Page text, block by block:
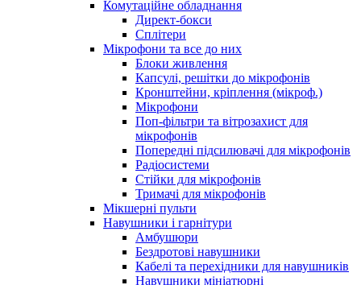
Комутаційне обладнання
Директ-бокси
Сплітери
Мікрофони та все до них
Блоки живлення
Капсулі, решітки до мікрофонів
Кронштейни, кріплення (мікроф.)
Мікрофони
Поп-фільтри та вітрозахист для
мікрофонів
Попередні підсилювачі для мікрофонів
Радіосистеми
Стійки для мікрофонів
Тримачі для мікрофонів
Мікшерні пульти
Навушники і гарнітури
Амбушюри
Бездротові навушники
Кабелі та перехідники для навушників
Навушники мініатюрні